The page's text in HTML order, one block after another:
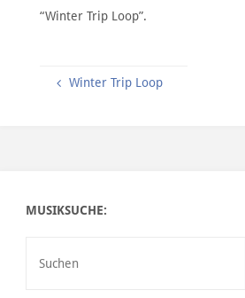
“Winter Trip Loop”.
Winter Trip Loop
MUSIKSUCHE: